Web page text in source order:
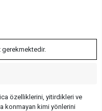
gerekmektedir.
özelliklerini, yitirdikleri ve
konmayan kimi yönlerini